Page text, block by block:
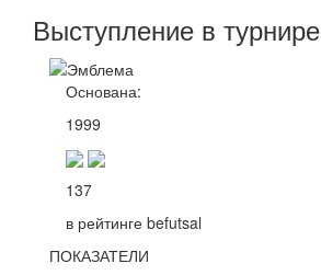
Выступление в турнире
Основана:
1999
137
в рейтинге befutsal
ПОКАЗАТЕЛИ